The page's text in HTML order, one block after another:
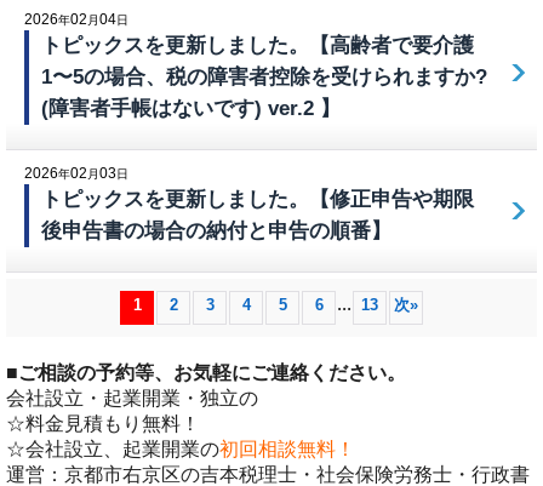
2026年02 月04日
トピックスを更新しました。【高齢者で要介護
1〜5の場合、税の障害者控除を受けられますか?
(障害者手帳はないです) ver.2 】
2026年02 月03日
トピックスを更新しました。【修正申告や期限
後申告書の場合の納付と申告の順番】
1 2 3 4 5 6 ... 13 次»
■ご相談の予約等、お気軽にご連絡ください。
会社設立・起業開業・独立の
☆料金見積もり無料！
☆会社設立、起業開業の初回相談無料！
運営：京都市右京区の吉本税理士・社会保険労務士・行政書